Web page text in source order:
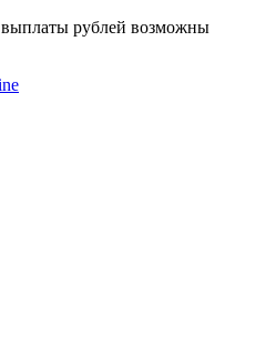
рублей возможны